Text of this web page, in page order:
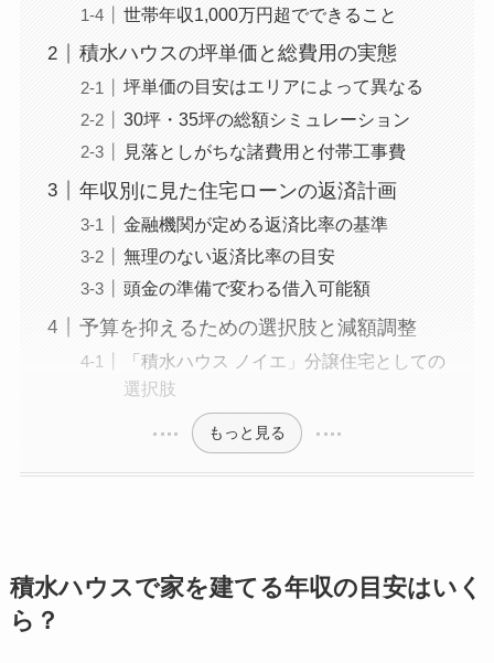
世帯年収1,000万円超でできること
積水ハウスの坪単価と総費用の実態
坪単価の目安はエリアによって異なる
30坪・35坪の総額シミュレーション
見落としがちな諸費用と付帯工事費
年収別に見た住宅ローンの返済計画
金融機関が定める返済比率の基準
無理のない返済比率の目安
頭金の準備で変わる借入可能額
予算を抑えるための選択肢と減額調整
「積水ハウス ノイエ」分譲住宅としての
選択肢
もっと見る
積水ハウスで家を建てる年収の目安はいく
ら？